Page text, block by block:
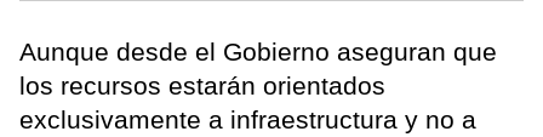
Aunque desde el Gobierno aseguran que
los recursos estarán orientados
exclusivamente a infraestructura y no a